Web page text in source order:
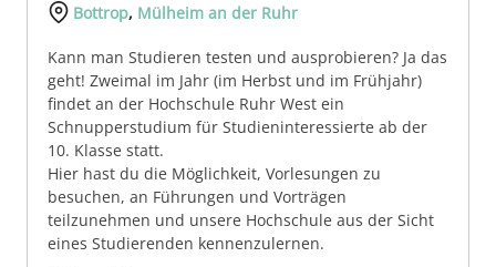
Bottrop, Mülheim an der Ruhr
Kann man Studieren testen und ausprobieren? Ja das
geht! Zweimal im Jahr (im Herbst und im Frühjahr)
findet an der Hochschule Ruhr West ein
Schnupperstudium für Studieninteressierte ab der
10. Klasse statt.
Hier hast du die Möglichkeit, Vorlesungen zu
besuchen, an Führungen und Vorträgen
teilzunehmen und unsere Hochschule aus der Sicht
eines Studierenden kennenzulernen.